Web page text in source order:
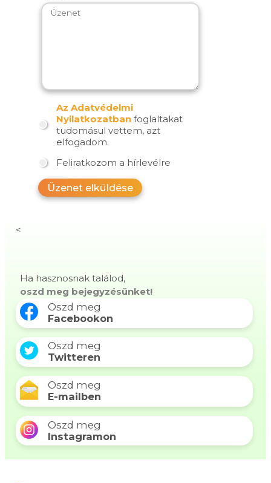
Az Adatvédelmi
Nyilatkozatban foglaltakat
tudomásul vettem, azt
elfogadom.
Feliratkozom a hírlevélre
Üzenet elküldése
<
Ha hasznosnak találod,
oszd meg bejegyzésünket!
Oszd meg
Facebookon
Oszd meg
Twitteren
Oszd meg
E-mailben
Oszd meg
Instagramon